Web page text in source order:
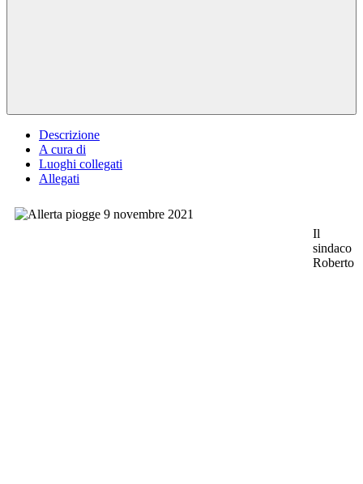
Descrizione
A cura di
Luoghi collegati
Allegati
Il
sindaco
Roberto